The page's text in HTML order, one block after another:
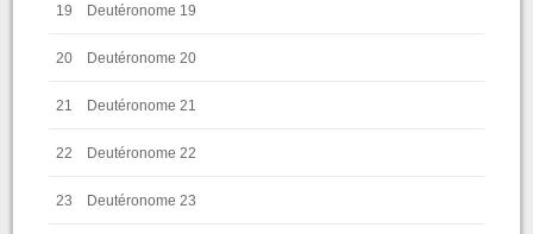
19 Deutéronome 19
20 Deutéronome 20
21 Deutéronome 21
22 Deutéronome 22
23 Deutéronome 23